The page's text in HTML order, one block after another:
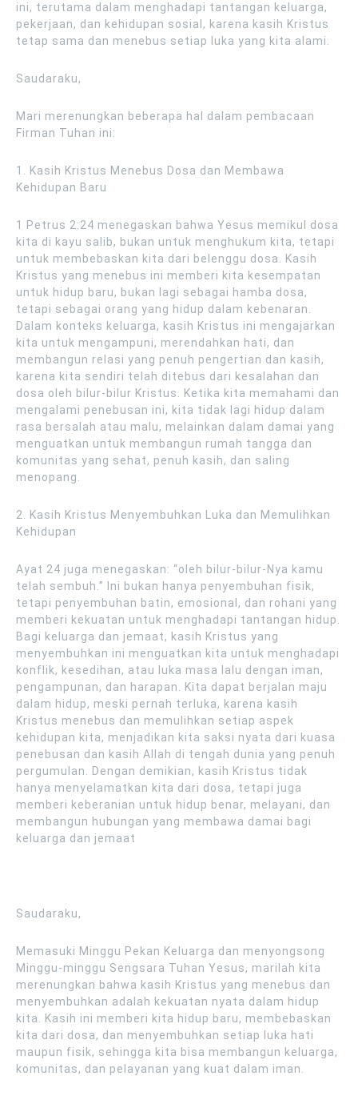
ini, terutama dalam menghadapi tantangan keluarga,
pekerjaan, dan kehidupan sosial, karena kasih Kristus
tetap sama dan menebus setiap luka yang kita alami.
Saudaraku,
Mari merenungkan beberapa hal dalam pembacaan
Firman Tuhan ini:
1. Kasih Kristus Menebus Dosa dan Membawa
Kehidupan Baru
1 Petrus 2:24 menegaskan bahwa Yesus memikul dosa
kita di kayu salib, bukan untuk menghukum kita, tetapi
untuk membebaskan kita dari belenggu dosa. Kasih
Kristus yang menebus ini memberi kita kesempatan
untuk hidup baru, bukan lagi sebagai hamba dosa,
tetapi sebagai orang yang hidup dalam kebenaran.
Dalam konteks keluarga, kasih Kristus ini mengajarkan
kita untuk mengampuni, merendahkan hati, dan
membangun relasi yang penuh pengertian dan kasih,
karena kita sendiri telah ditebus dari kesalahan dan
dosa oleh bilur-bilur Kristus. Ketika kita memahami dan
mengalami penebusan ini, kita tidak lagi hidup dalam
rasa bersalah atau malu, melainkan dalam damai yang
menguatkan untuk membangun rumah tangga dan
komunitas yang sehat, penuh kasih, dan saling
menopang.
2. Kasih Kristus Menyembuhkan Luka dan Memulihkan
Kehidupan
Ayat 24 juga menegaskan: “oleh bilur-bilur-Nya kamu
telah sembuh.” Ini bukan hanya penyembuhan fisik,
tetapi penyembuhan batin, emosional, dan rohani yang
memberi kekuatan untuk menghadapi tantangan hidup.
Bagi keluarga dan jemaat, kasih Kristus yang
menyembuhkan ini menguatkan kita untuk menghadapi
konflik, kesedihan, atau luka masa lalu dengan iman,
pengampunan, dan harapan. Kita dapat berjalan maju
dalam hidup, meski pernah terluka, karena kasih
Kristus menebus dan memulihkan setiap aspek
kehidupan kita, menjadikan kita saksi nyata dari kuasa
penebusan dan kasih Allah di tengah dunia yang penuh
pergumulan. Dengan demikian, kasih Kristus tidak
hanya menyelamatkan kita dari dosa, tetapi juga
memberi keberanian untuk hidup benar, melayani, dan
membangun hubungan yang membawa damai bagi
keluarga dan jemaat
Saudaraku,
Memasuki Minggu Pekan Keluarga dan menyongsong
Minggu-minggu Sengsara Tuhan Yesus, marilah kita
merenungkan bahwa kasih Kristus yang menebus dan
menyembuhkan adalah kekuatan nyata dalam hidup
kita. Kasih ini memberi kita hidup baru, membebaskan
kita dari dosa, dan menyembuhkan setiap luka hati
maupun fisik, sehingga kita bisa membangun keluarga,
komunitas, dan pelayanan yang kuat dalam iman.